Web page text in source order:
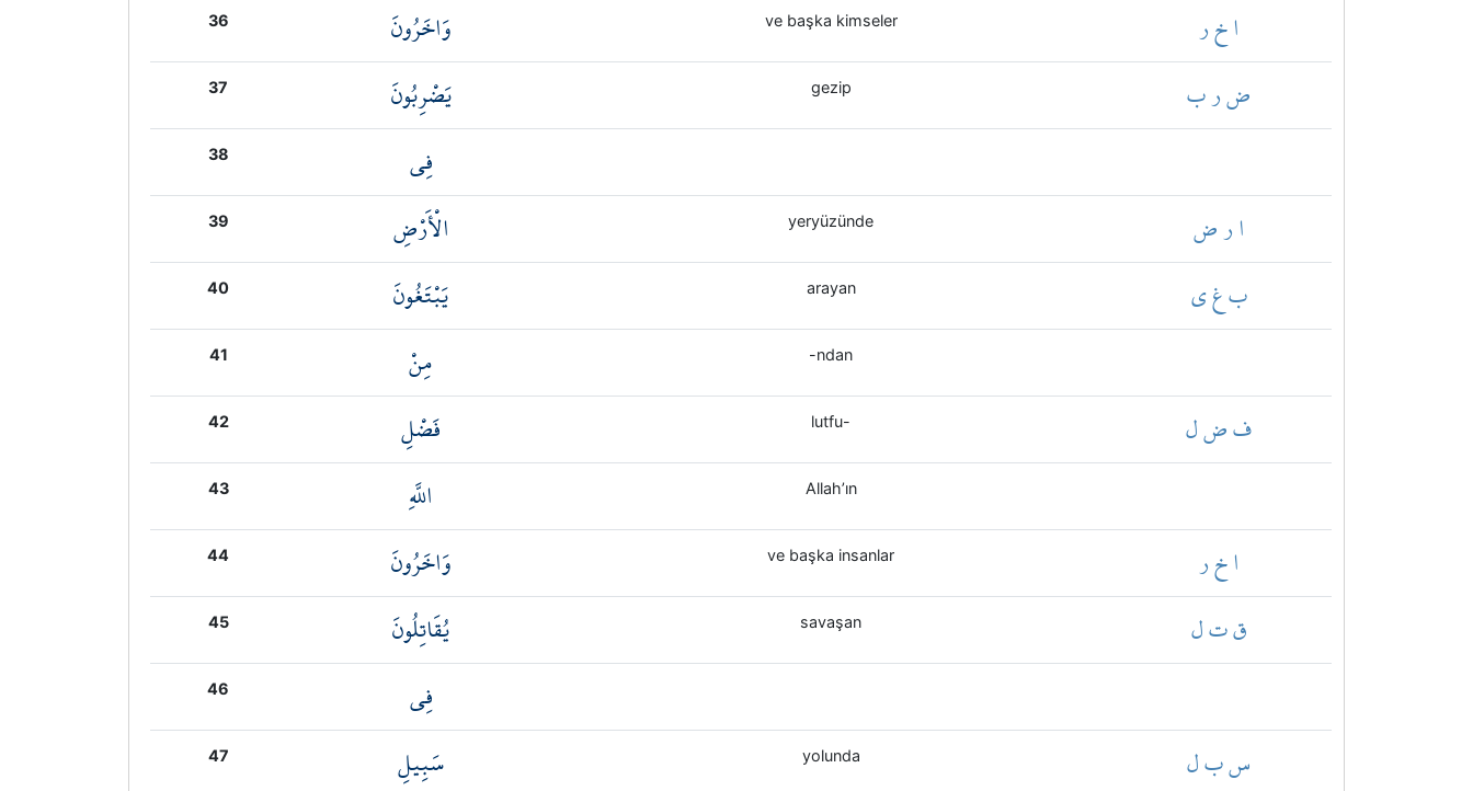
36 وَاخَرُونَ ve başka kimseler ا خ ر
37 يَضْرِبُونَ gezip ض ر ب
38 فِي
39 الْأَرْضِ yeryüzünde ا ر ض
40 يَبْتَغُونَ arayan ب غ ي
41 مِنْ -ndan
42 فَضْلِ lutfu- ف ض ل
43 اللَّهِ Allah’ın
44 وَاخَرُونَ ve başka insanlar ا خ ر
45 يُقَاتِلُونَ savaşan ق ت ل
46 فِي
47 سَبِيلِ yolunda س ب ل